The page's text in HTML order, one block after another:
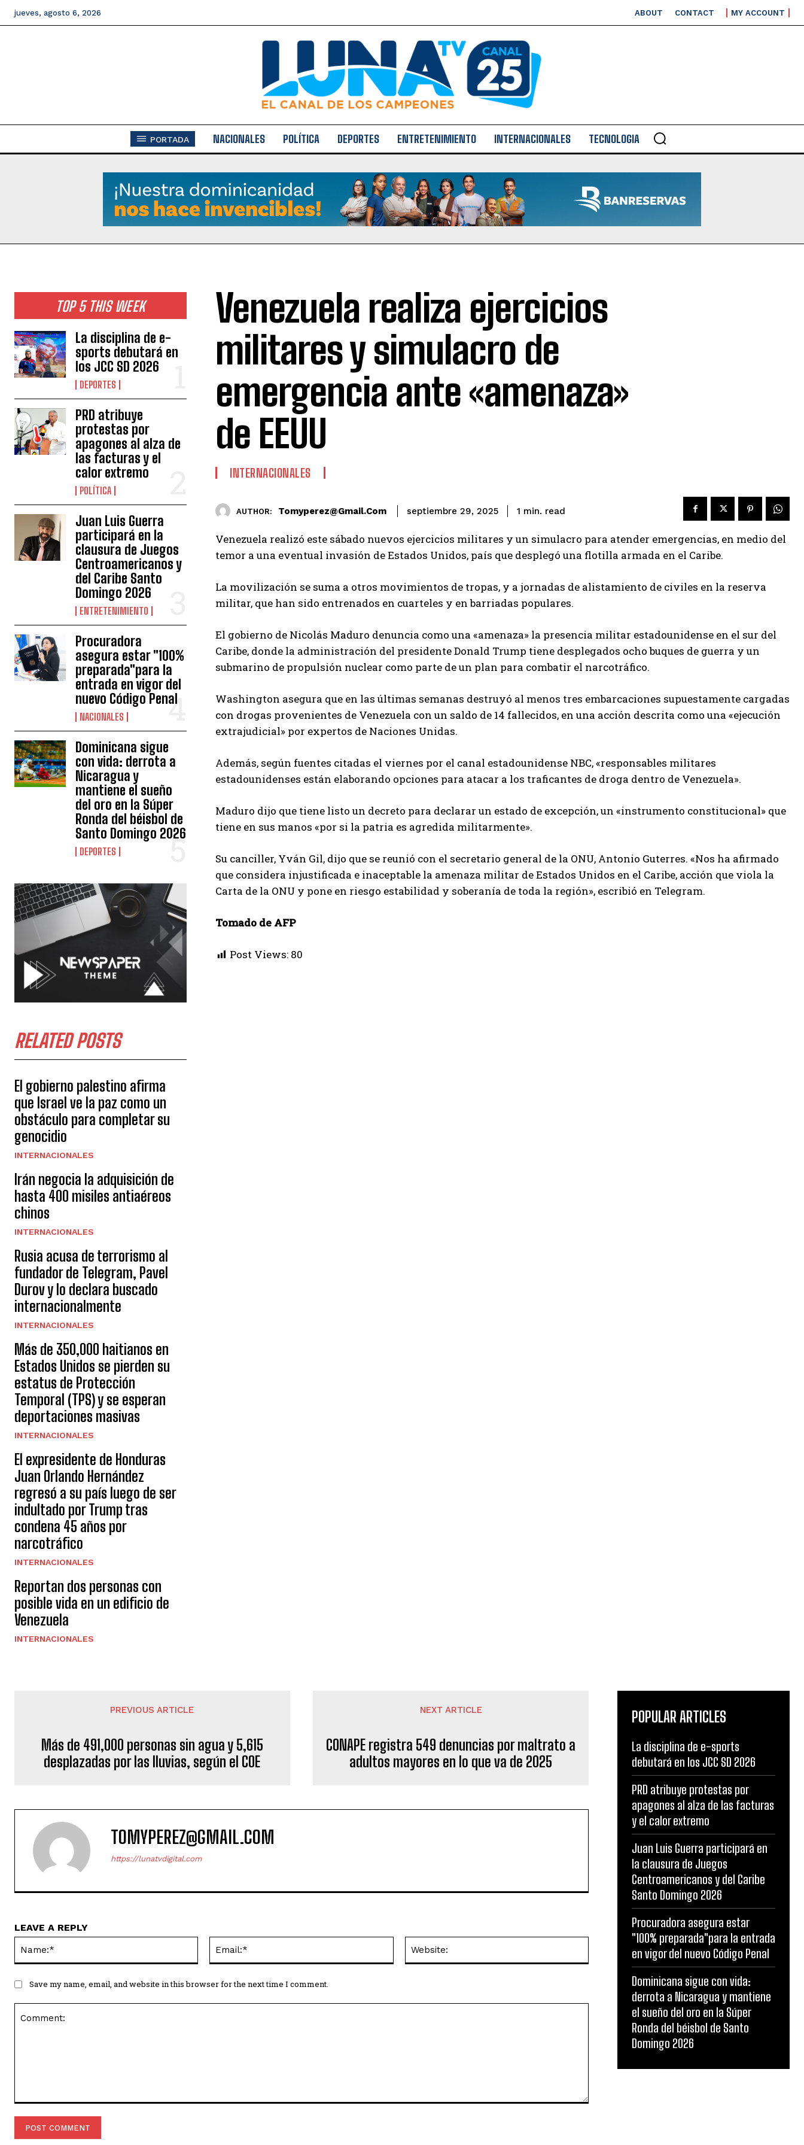
jueves, agosto 6, 2026 ABOUT CONTACT MY ACCOUNT
PORTADA NACIONALES POLÍTICA DEPORTES ENTRETENIMIENTO INTERNACIONALES TECNOLOGIA
TOP 5 THIS WEEK
La disciplina de e-
sports debutará en
los JCC SD 2026
DEPORTES
PRD atribuye
protestas por
apagones al alza de
las facturas y el
calor extremo
POLÍTICA
Juan Luis Guerra
participará en la
clausura de Juegos
Centroamericanos y
del Caribe Santo
Domingo 2026
ENTRETENIMIENTO
Procuradora
asegura estar "100%
preparada"para la
entrada en vigor del
nuevo Código Penal
NACIONALES
Dominicana sigue
con vida: derrota a
Nicaragua y
mantiene el sueño
del oro en la Súper
Ronda del béisbol de
Santo Domingo 2026
DEPORTES
RELATED POSTS
El gobierno palestino afirma
que Israel ve la paz como un
obstáculo para completar su
genocidio
INTERNACIONALES
Irán negocia la adquisición de
hasta 400 misiles antiaéreos
chinos
INTERNACIONALES
Rusia acusa de terrorismo al
fundador de Telegram, Pavel
Durov y lo declara buscado
internacionalmente
INTERNACIONALES
Más de 350,000 haitianos en
Estados Unidos se pierden su
estatus de Protección
Temporal (TPS) y se esperan
deportaciones masivas
INTERNACIONALES
El expresidente de Honduras
Juan Orlando Hernández
regresó a su país luego de ser
indultado por Trump tras
condena 45 años por
narcotráfico
INTERNACIONALES
Reportan dos personas con
posible vida en un edificio de
Venezuela
INTERNACIONALES
Venezuela realiza ejercicios
militares y simulacro de
emergencia ante «amenaza»
de EEUU
INTERNACIONALES
AUTHOR: Tomyperez@gmail.com septiembre 29, 2025 1 min. read
Venezuela realizó este sábado nuevos ejercicios militares y un simulacro para atender emergencias, en medio del
temor a una eventual invasión de Estados Unidos, país que desplegó una flotilla armada en el Caribe.
La movilización se suma a otros movimientos de tropas, y a jornadas de alistamiento de civiles en la reserva
militar, que han sido entrenados en cuarteles y en barriadas populares.
El gobierno de Nicolás Maduro denuncia como una «amenaza» la presencia militar estadounidense en el sur del
Caribe, donde la administración del presidente Donald Trump tiene desplegados ocho buques de guerra y un
submarino de propulsión nuclear como parte de un plan para combatir el narcotráfico.
Washington asegura que en las últimas semanas destruyó al menos tres embarcaciones supuestamente cargadas
con drogas provenientes de Venezuela con un saldo de 14 fallecidos, en una acción descrita como una «ejecución
extrajudicial» por expertos de Naciones Unidas.
Además, según fuentes citadas el viernes por el canal estadounidense NBC, «responsables militares
estadounidenses están elaborando opciones para atacar a los traficantes de droga dentro de Venezuela».
Maduro dijo que tiene listo un decreto para declarar un estado de excepción, un «instrumento constitucional» que
tiene en sus manos «por si la patria es agredida militarmente».
Su canciller, Yván Gil, dijo que se reunió con el secretario general de la ONU, Antonio Guterres. «Nos ha afirmado
que considera injustificada e inaceptable la amenaza militar de Estados Unidos en el Caribe, acción que viola la
Carta de la ONU y pone en riesgo estabilidad y soberanía de toda la región», escribió en Telegram.
Tomado de AFP
Post Views: 80
PREVIOUS ARTICLE
Más de 491,000 personas sin agua y 5,615
desplazadas por las lluvias, según el COE
NEXT ARTICLE
CONAPE registra 549 denuncias por maltrato a
adultos mayores en lo que va de 2025
TOMYPEREZ@GMAIL.COM
https://lunatvdigital.com
LEAVE A REPLY
Save my name, email, and website in this browser for the next time I comment.
POPULAR ARTICLES
La disciplina de e-sports
debutará en los JCC SD 2026
PRD atribuye protestas por
apagones al alza de las facturas
y el calor extremo
Juan Luis Guerra participará en
la clausura de Juegos
Centroamericanos y del Caribe
Santo Domingo 2026
Procuradora asegura estar
"100% preparada"para la entrada
en vigor del nuevo Código Penal
Dominicana sigue con vida:
derrota a Nicaragua y mantiene
el sueño del oro en la Súper
Ronda del béisbol de Santo
Domingo 2026